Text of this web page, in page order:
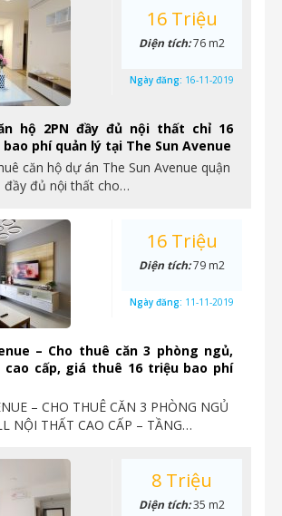
hộ 2PN đầy đủ nội thất chỉ 16
phí quản lý tại The Sun Avenue
căn hộ dự án The Sun Avenue quận
đầy đủ nội thất cho…
16 Triệu
Diện tích:76 m2
Ngày đăng: 16-11-2019
– Cho thuê căn 3 phòng ngủ,
cấp, giá thuê 16 triệu bao phí
– CHO THUÊ CĂN 3 PHÒNG NGỦ
NỘI THẤT CAO CẤP – TẦNG…
16 Triệu
Diện tích:79 m2
Ngày đăng: 11-11-2019
8 Triệu
Diện tích:35 m2